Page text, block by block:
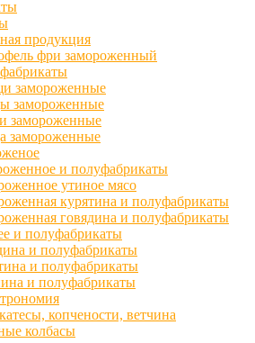
продукция
фри замороженный
замороженные
замороженные
замороженные
замороженные
и полуфабрикаты
утиное мясо
курятина и полуфабрикаты
говядина и полуфабрикаты
и полуфабрикаты
и полуфабрикаты
и полуфабрикаты
и полуфабрикаты
копчености, ветчина
колбасы